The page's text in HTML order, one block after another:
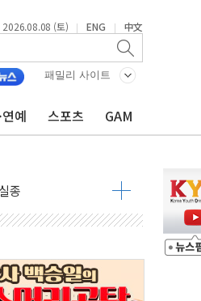
2026.08.08 (토) | ENG | 中文
패밀리 사이트
예 스포츠 GAM
' 22개 과제 손본다
로 목소리 내야"
발견
신경전 고조
속 국정"